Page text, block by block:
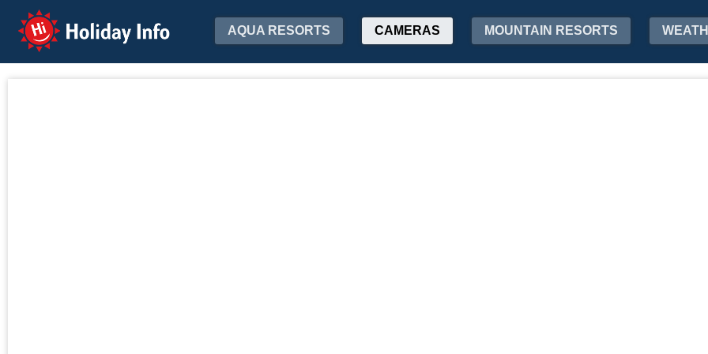
Holiday Info AQUA RESORTS CAMERAS MOUNTAIN RESORTS